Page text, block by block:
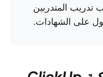
تدريب المتدربين
على الشهادات.